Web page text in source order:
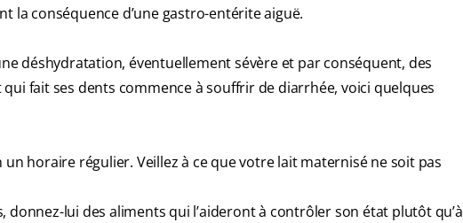
la conséquence d’une gastro-entérite aiguë.
déshydratation, éventuellement sévère et par conséquent, des
fait ses dents commence à souffrir de diarrhée, voici quelques
horaire régulier. Veillez à ce que votre lait maternisé ne soit pas
lui des aliments qui l’aideront à contrôler son état plutôt qu’à